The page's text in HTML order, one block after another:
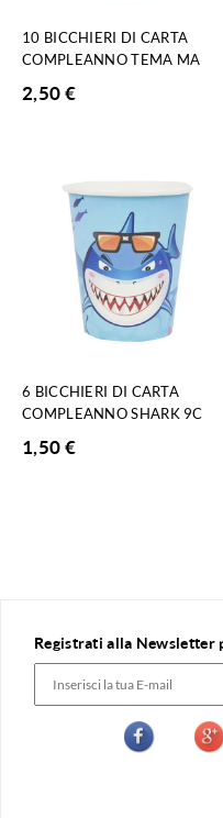
10 BICCHIERI DI CARTA
COMPLEANNO TEMA MA
2,50€
6 BICCHIERI DI CARTA
COMPLEANNO SHARK 9C
1,50€
Registrati alla Newsletter